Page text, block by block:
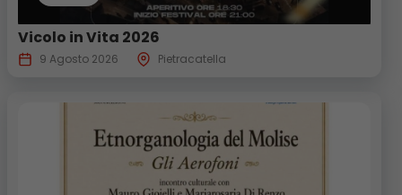
Vicolo in Vita 2026
9 Agosto 2026 Pietracatella